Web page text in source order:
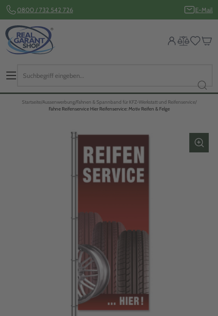
0800 / 732 542 726 E-Mail
Startseite Aussenwerbung Fahnen & Spannband für KFZ-Werkstatt und Reifenservice
Fahne Reifenservice Hier Reifenservice: Motiv Reifen & Felge